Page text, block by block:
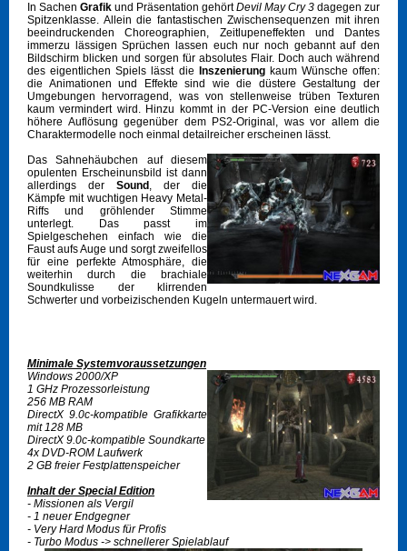
In Sachen Grafik und Präsentation gehörtDevil May Cry 3 dagegen zur
Spitzenklasse. Allein die fantastischen Zwischensequenzen mit ihren
beeindruckenden Choreographien, Zeitlupeneffekten und Dantes
immerzu lässigen Sprüchen lassen euch nur noch gebannt auf den
Bildschirm blicken und sorgen für absolutes Flair. Doch auch während
des eigentlichen Spiels lässt die
Inszenierungkaum Wünsche offen:
die Animationen und Effekte sind wie die düstere Gestaltung der
Umgebungen hervorragend, was von stellenweise trüben Texturen
kaum vermindert wird. Hinzu kommt in der PC-Version eine deutlich
höhere Auflösung gegenüber dem PS2-Original, was vor allem die
Charaktermodelle noch einmal detailreicher erscheinen lässt.
Das Sahnehäubchen auf diesem
opulenten Erscheinunsbild ist dann
allerdings der Sound , der die
Kämpfe mit wuchtigen Heavy Metal-
Riffs und gröhlender Stimme
unterlegt. Das passt im
Spielgeschehen einfach wie die
Faust aufs Auge und sorgt zweifellos
für eine perfekte Atmosphäre, die
weiterhin durch die brachiale
Soundkulisse der klirrenden
Schwerter und vorbeizischenden Kugeln untermauert wird.
Minimale Systemvoraussetzungen
Windows 2000/XP
1 GHz Prozessorleistung
256 MB RAM
DirectX 9.0c-kompatible Grafikkarte
mit 128 MB
DirectX 9.0c-kompatible Soundkarte
4x DVD-ROM Laufwerk
2 GB freier Festplattenspeicher
Inhalt der Special Edition
- Missionen als Vergil
- 1 neuer Endgegner
- Very Hard Modus für Profis
- Turbo Modus -> schnellerer Spielablauf